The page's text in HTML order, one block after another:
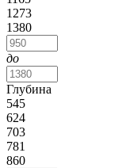
1273
1380
до
Глубина
545
624
703
781
860